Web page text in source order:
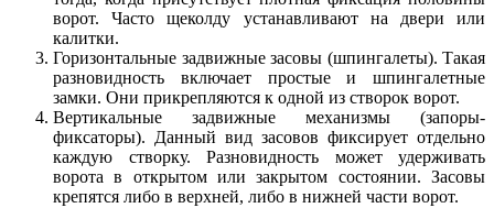
ворот. Часто щеколду устанавливают на двери или
калитки.
Горизонтальные задвижные засовы (шпингалеты). Такая
разновидность включает простые и шпингалетные
замки. Они прикрепляются к одной из створок ворот.
Вертикальные задвижные механизмы (запоры-
фиксаторы). Данный вид засовов фиксирует отдельно
каждую створку. Разновидность может удерживать
ворота в открытом или закрытом состоянии. Засовы
крепятся либо в верхней, либо в нижней части ворот.